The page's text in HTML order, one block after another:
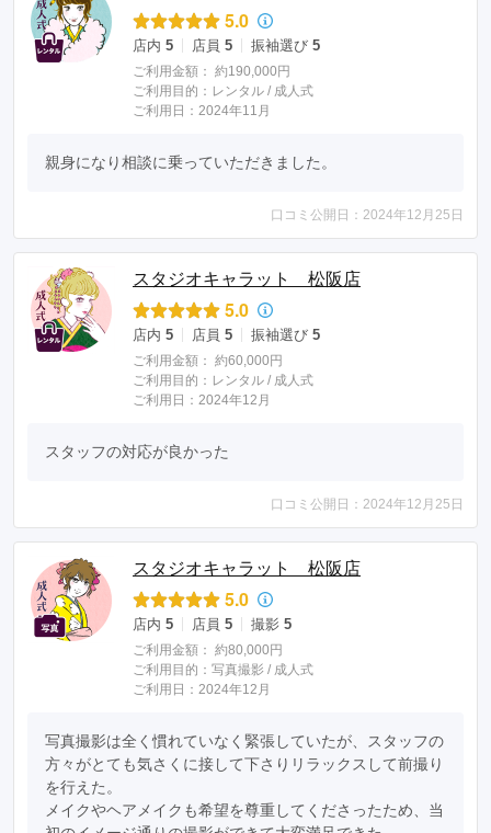
5.0
店内 5 店員 5 振袖選び 5
ご利用金額： 約190,000円
ご利用目的： レンタル / 成人式
ご利用日：2024年11月
親身になり相談に乗っていただきました。
口コミ公開日：2024年12月25日
スタジオキャラット 松阪店
5.0
店内 5 店員 5 振袖選び 5
ご利用金額： 約60,000円
ご利用目的： レンタル / 成人式
ご利用日：2024年12月
スタッフの対応が良かった
口コミ公開日：2024年12月25日
スタジオキャラット 松阪店
5.0
店内 5 店員 5 撮影 5
ご利用金額： 約80,000円
ご利用目的： 写真撮影 / 成人式
ご利用日：2024年12月
写真撮影は全く慣れていなく緊張していたが、スタッフの
方々がとても気さくに接して下さりリラックスして前撮り
を行えた。
メイクやヘアメイクも希望を尊重してくださったため、当